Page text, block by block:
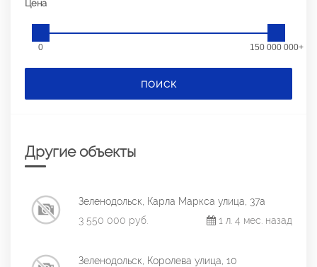
Цена
0 150 000 000+
ПОИСК
Другие объекты
Зеленодольск, Карла Маркса улица, 37а
3 550 000 руб.
1 л. 4 мес. назад
Зеленодольск, Королева улица, 10